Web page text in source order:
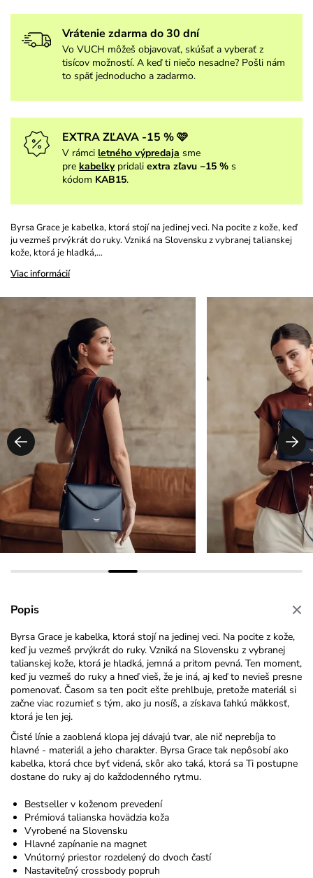
Vrátenie zdarma do 30 dní
Vo VUCH môžeš objavovať, skúšať a vyberať z
tisícov možností. A keď ti niečo nesadne? Pošli nám
to späť jednoducho a zadarmo.
EXTRA ZĽAVA -15 % 🩷
V rámci letného výpredaja sme
pre kabelky pridali extra zľavu −15 % s
kódom KAB15.
Byrsa Grace je kabelka, ktorá stojí na jedinej veci. Na pocite z kože, keď
ju vezmeš prvýkrát do ruky. Vzniká na Slovensku z vybranej talianskej
kože, ktorá je hladká,…
Viac informácií
Popis
Byrsa Grace je kabelka, ktorá stojí na jedinej veci. Na pocite z kože,
keď ju vezmeš prvýkrát do ruky. Vzniká na Slovensku z vybranej
talianskej kože, ktorá je hladká, jemná a pritom pevná. Ten moment,
keď ju vezmeš do ruky a hneď vieš, že je iná, aj keď to nevieš presne
pomenovať. Časom sa ten pocit ešte prehlbuje, pretože materiál si
začne viac rozumieť s tým, ako ju nosíš, a získava ľahkú mäkkosť,
ktorá je len jej.
Čisté línie a zaoblená klopa jej dávajú tvar, ale nič neprebíja to
hlavné - materiál a jeho charakter. Byrsa Grace tak nepôsobí ako
kabelka, ktorá chce byť videná, skôr ako taká, ktorá sa Ti postupne
dostane do ruky aj do každodenného rytmu.
Bestseller v koženom prevedení
Prémiová talianska hovädzia koža
Vyrobené na Slovensku
Hlavné zapínanie na magnet
Vnútorný priestor rozdelený do dvoch častí
Nastaviteľný crossbody popruh